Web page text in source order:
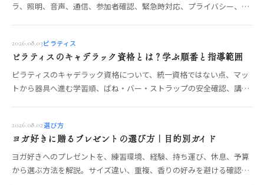
ラ、照明、音声、通信、参加者確認、緊急時対応、プライバシー、利
2026.08.03ピラティス
ピラティスのキャデラック資格とは？学ぶ順番と指導範囲
ピラティスのキャデラック資格について、統一資格ではない点、マッ
トから器具へ進む学習順、ばね・バー・ストラップの安全確認、講座
2026.08.02選び方
ヨガ好きに贈るプレゼントの選び方｜目的別ガイド
ヨガ好きへのプレゼントを、練習環境、経験、持ち運び、休息、予算
から選ぶ方法を解説。サイズ違い、重複、香りの好みを避ける確認ポ